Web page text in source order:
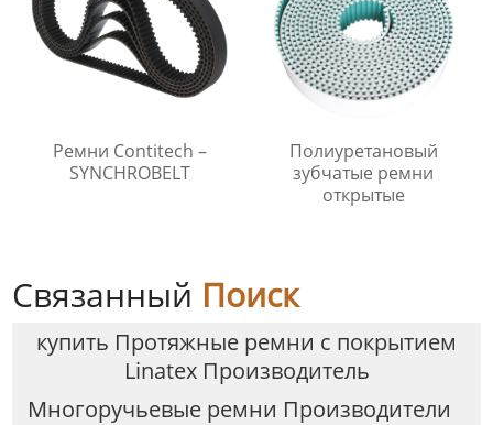
Ремни Contitech –
SYNCHROBELT
Полиуретановый
зубчатые ремни
открытые
Связанный Поиск
купить Протяжные ремни с покрытием
Linatex Производитель
Многоручьевые ремни Производители